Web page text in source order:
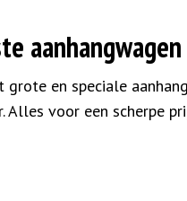
aanhangwagen
en speciale
voor een scherpe